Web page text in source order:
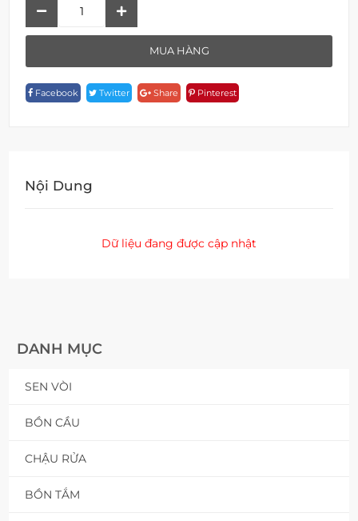
DANH MỤC
SEN VÒI
BỒN CẦU
CHẬU RỬA
BỒN TẮM
W
2103N-
MUA HÀNG
Facebook Twitter Share Pinterest
Nội Dung
Dữ liệu đang được cập nhật